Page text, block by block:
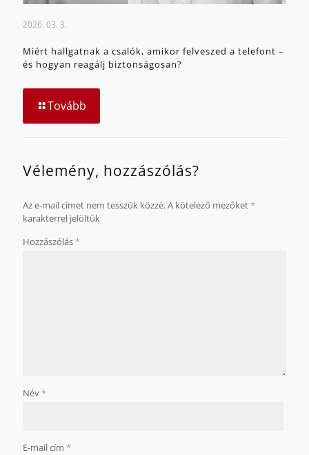
2026. 03. 3.
Miért hallgatnak a csalók, amikor felveszed a telefont –
és hogyan reagálj biztonságosan?
Tovább
Vélemény, hozzászólás?
Az e-mail címet nem tesszük közzé.A kötelező mezőket*
karakterrel jelöltük
Hozzászólás*
Név*
E-mail cím *